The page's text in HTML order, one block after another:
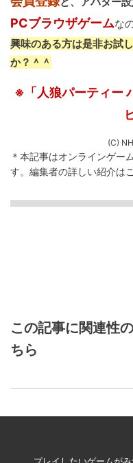
PCブラウザゲームな
興味のある方は是非お試
か？＾＾
※「人狼パーティー
(C)
＊本記事はオンラインゲー
す。 編集者の詳しい紹介は
この記事に関連性
ちら